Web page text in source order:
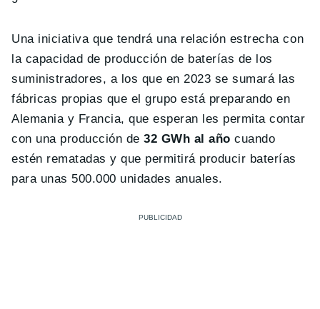
Una iniciativa que tendrá una relación estrecha con
la capacidad de producción de baterías de los
suministradores, a los que en 2023 se sumará las
fábricas propias que el grupo está preparando en
Alemania y Francia, que esperan les permita contar
con una producción de32 GWh al año cuando
estén rematadas y que permitirá producir baterías
para unas 500.000 unidades anuales.